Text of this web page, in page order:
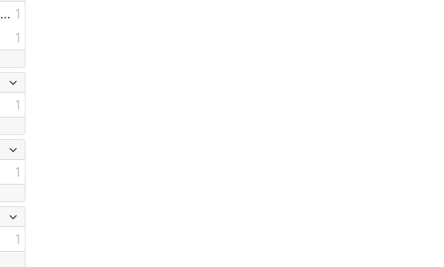
Digitalizirana zagrebačka baština 1
1
1
1
1